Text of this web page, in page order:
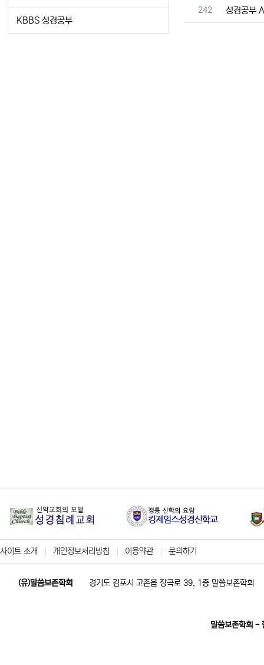
번호
242 성경공부
KBBS 성경공부
사이트 소개 개인정보처리방침 이용약관 문의하기
(유)말씀보존학회 경기도 김포시 고촌읍 장곡로 39, 1층 말씀보존학회
말씀보존학회 -